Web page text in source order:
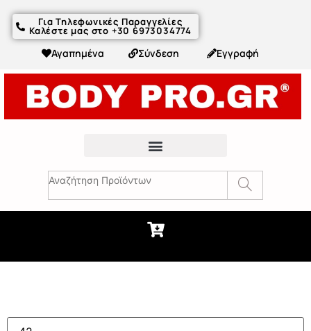
Για Τηλεφωνικές Παραγγελίες
Καλέστε μας στο +30 6973034774
Αγαπημένα Σύνδεση Εγγραφή